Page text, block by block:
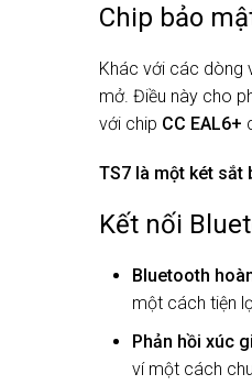
Chip bảo
Khác với các dòng
mở. Điều này cho
với chip CC EAL6+
TS7 là một két
Kết nối
Bluetooth
một cách tiện
Phản hồi xúc
ví một cách